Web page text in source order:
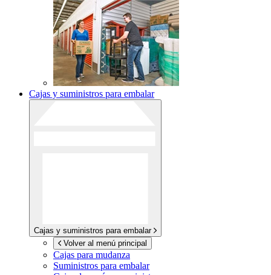
Cajas y suministros para embalar
Cajas y suministros para embalar
Volver al menú principal
Cajas para mudanza
Suministros para embalar